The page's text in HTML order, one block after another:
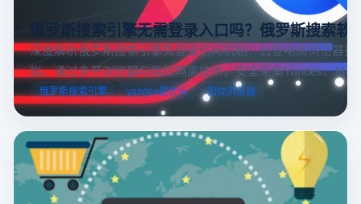
俄罗斯搜索引擎无需登录入口吗？俄罗斯搜索软
深度解析俄罗斯搜索引擎免登录访问机制！云登电商浏览器
拟，通过多开浏览器与指纹隔离技术，安全采集Yandex、
跨境电商本土化运营。
俄罗斯搜索引擎 yandex是什么 指纹浏览器